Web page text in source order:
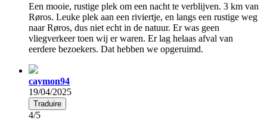
Een mooie, rustige plek om een nacht te verblijven. 3 km van
Røros. Leuke plek aan een riviertje, en langs een rustige weg
naar Røros, dus niet echt in de natuur. Er was geen
vliegverkeer toen wij er waren. Er lag helaas afval van
eerdere bezoekers. Dat hebben we opgeruimd.
caymon94
19/04/2025
Traduire
4/5